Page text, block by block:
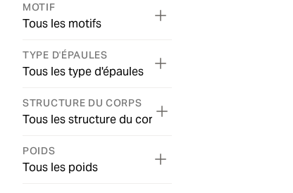
MOTIF
Tous les motifs
TYPE D'ÉPAULES
Tous les type d'épaules
STRUCTURE DU CORPS
Tous les structure du corps
POIDS
Tous les poids